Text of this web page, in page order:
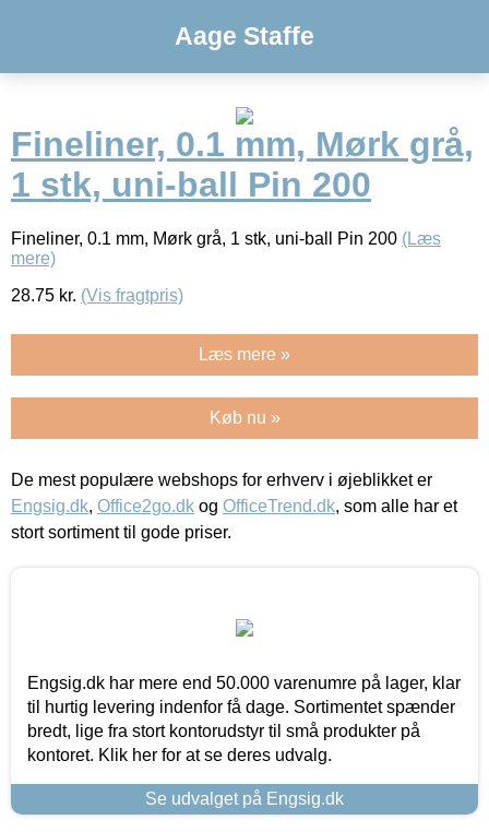
Aage Staffe
Fineliner, 0.1 mm, Mørk grå,
1 stk, uni-ball Pin 200
Fineliner, 0.1 mm, Mørk grå, 1 stk, uni-ball Pin 200 (Læs
mere)
28.75 kr. (Vis fragtpris)
Læs mere »
Køb nu »
De mest populære webshops for erhverv i øjeblikket er
Engsig.dk, Office2go.dk og OfficeTrend.dk, som alle har et
stort sortiment til gode priser.
Engsig.dk har mere end 50.000 varenumre på lager, klar
til hurtig levering indenfor få dage. Sortimentet spænder
bredt, lige fra stort kontorudstyr til små produkter på
kontoret. Klik her for at se deres udvalg.
Se udvalget på Engsig.dk